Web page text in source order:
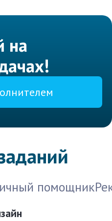
на
помощник